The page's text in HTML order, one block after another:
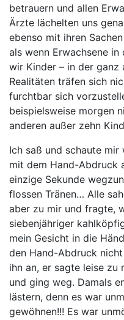
betrauern und allen
Ärzte lächelten uns
ebenso mit ihren
als wenn Erwachsene
wir Kinder – in der ganz
Realitäten träfen sich
furchtbar sich
beispielsweise morgen
anderen außer zehn
Ich saß und schaute
mit dem Hand-Abdruck
einzige Sekunde
flossen Tränen… Alle
aber zu mir und fragte,
siebenjähriger
mein Gesicht in die
den Hand-Abdruck
ihn an, er sagte leise zu
und ging weg. Damals
lästern, denn es war
gewöhnen!!! Es war